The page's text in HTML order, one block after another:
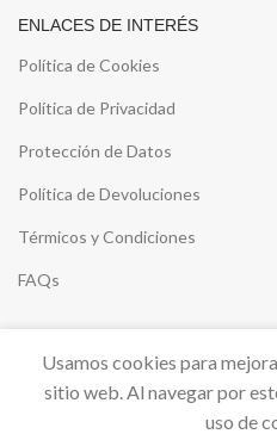
ENLACES DE INTERÉS
Política de Cookies
Política de Privacidad
Protección de Datos
Política de Devoluciones
Térmicos y Condiciones
FAQs
Usamos cookies para
sitio web. Al navegar por
uso de